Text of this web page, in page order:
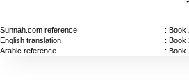
Sunnah.com reference
: Book
English translation
: Book
Arabic reference
: Book